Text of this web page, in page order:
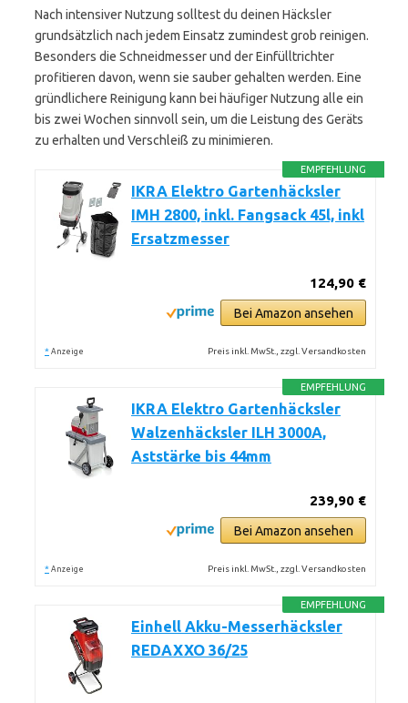
Nach intensiver Nutzung solltest du deinen Häcksler
grundsätzlich nach jedem Einsatz zumindest grob reinigen.
Besonders die Schneidmesser und der Einfülltrichter
profitieren davon, wenn sie sauber gehalten werden. Eine
gründlichere Reinigung kann bei häufiger Nutzung alle ein
bis zwei Wochen sinnvoll sein, um die Leistung des Geräts
zu erhalten und Verschleiß zu minimieren.
EMPFEHLUNG
IKRA Elektro Gartenhäcksler
IMH 2800, inkl. Fangsack 45l, inkl
Ersatzmesser
124,90 €
Bei Amazon ansehen
* Anzeige Preis inkl. MwSt., zzgl. Versandkosten
EMPFEHLUNG
IKRA Elektro Gartenhäcksler
Walzenhäcksler ILH 3000A,
Aststärke bis 44mm
239,90 €
Bei Amazon ansehen
* Anzeige Preis inkl. MwSt., zzgl. Versandkosten
EMPFEHLUNG
Einhell Akku-Messerhäcksler
REDAXXO 36/25